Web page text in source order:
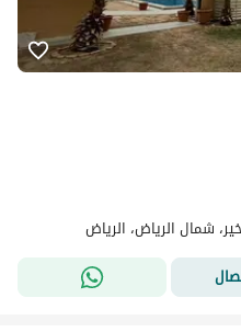
شمال الرياض، الرياض